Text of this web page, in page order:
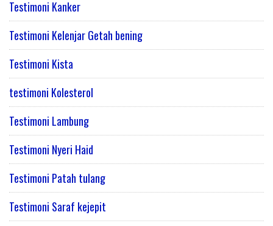
Testimoni Kanker
Testimoni Kelenjar Getah bening
Testimoni Kista
testimoni Kolesterol
Testimoni Lambung
Testimoni Nyeri Haid
Testimoni Patah tulang
Testimoni Saraf kejepit